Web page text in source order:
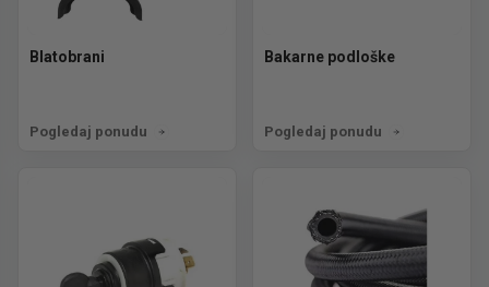
Blatobrani
Pogledaj ponudu
Bakarne podloške
Pogledaj ponudu